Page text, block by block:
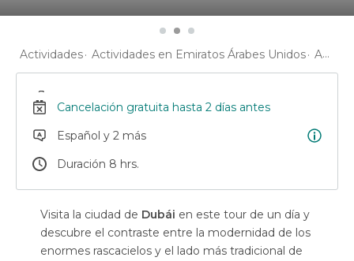
Actividades Actividades en Emiratos Árabes Unidos Actividades en Dubai
Cancelación gratuita hasta 2 días antes
Español y 2 más
Duración 8 hrs.
Visita la ciudad de Dubái en este tour de un día y
descubre el contraste entre la modernidad de los
enormes rascacielos y el lado más tradicional de